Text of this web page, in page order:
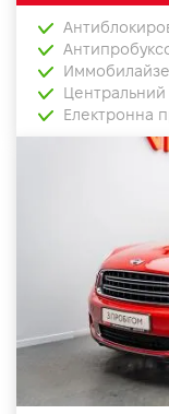
Центральний
Електронна